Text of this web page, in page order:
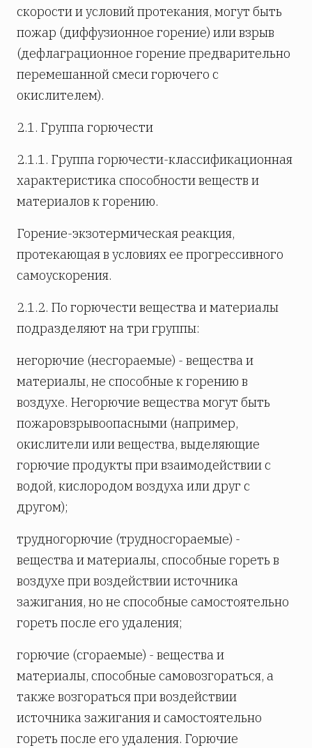
скорости и условий протекания, могут быть
пожар (диффузионное горение) или взрыв
(дефлаграционное горение предварительно
перемешанной смеси горючего с
окислителем).
2.1. Группа горючести
2.1.1. Группа горючести-классификационная
характеристика способности веществ и
материалов к горению.
Горение-экзотермическая реакция,
протекающая в условиях ее прогрессивного
самоускорения.
2.1.2. По горючести вещества и материалы
подразделяют на три группы:
негорючие (несгораемые) - вещества и
материалы, не способные к горению в
воздухе. Негорючие вещества могут быть
пожаровзрывоопасными (например,
окислители или вещества, выделяющие
горючие продукты при взаимодействии с
водой, кислородом воздуха или друг с
другом);
трудногорючие (трудносгораемые) -
вещества и материалы, способные гореть в
воздухе при воздействии источника
зажигания, но не способные самостоятельно
гореть после его удаления;
горючие (сгораемые) - вещества и
материалы, способные самовозгораться, а
также возгораться при воздействии
источника зажигания и самостоятельно
гореть после его удаления. Горючие